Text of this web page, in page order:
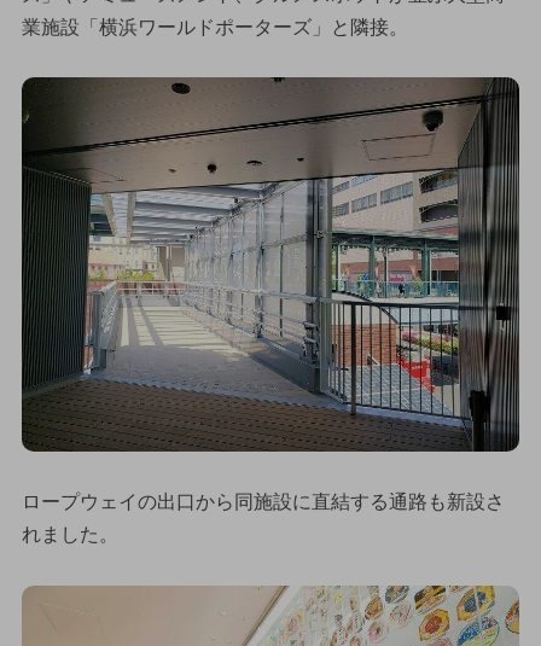
業施設「横浜ワールドポーターズ」と隣接。
ロープウェイの出口から同施設に直結する通路も新設さ
れました。